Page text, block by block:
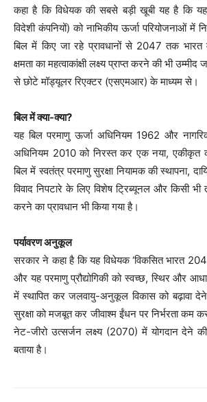
कहा है कि विधेयक की सबसे बड़ी खूबी यह है कि
विदेशी कंपनियों) को नाभिकीय ऊर्जा परियोजनाओं में
बिल में किए जा रहे प्रावधानों से 2047 तक भारत
क्षमता का महत्वाकांक्षी लक्ष्य प्राप्त करने की भी
से छोटे मॉड्यूलर रिएक्टर (एसएमआर) के माध्यम से।
बिल में क्या-क्या?
यह बिल परमाणु ऊर्जा अधिनियम 1962 और नागरिक
अधिनियम 2010 को निरस्त कर एक नया, एकीकृत
बिल में स्वतंत्र परमाणु सुरक्षा नियामक की स्थापना,
विवाद निपटारे के लिए विशेष ट्रिब्यूनल और किसी भी
करने का प्रावधान भी किया गया है।
पर्यावरण अनुकूल
सरकार ने कहा है कि यह विधेयक ‘विकसित भारत
और यह परमाणु प्रौद्योगिकी को स्वच्छ, स्थिर और
में स्थापित कर जलवायु-अनुकूल विकास को बढ़ावा
सुरक्षा को मजबूत कर जीवाश्म ईंधन पर निर्भरता कम
नेट-जीरो उत्सर्जन लक्ष्य (2070) में योगदान देने
बताया है।